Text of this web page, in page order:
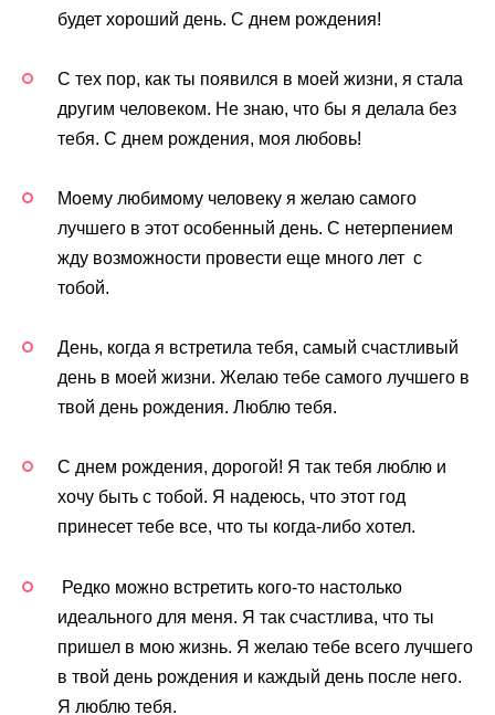
будет хороший день. С днем рождения!
С тех пор, как ты появился в моей жизни, я стала
другим человеком. Не знаю, что бы я делала без
тебя. С днем рождения, моя любовь!
Моему любимому человеку я желаю самого
лучшего в этот особенный день. С нетерпением
жду возможности провести еще много лет с
тобой.
День, когда я встретила тебя, самый счастливый
день в моей жизни. Желаю тебе самого лучшего в
твой день рождения. Люблю тебя.
С днем рождения, дорогой! Я так тебя люблю и
хочу быть с тобой. Я надеюсь, что этот год
принесет тебе все, что ты когда-либо хотел.
Редко можно встретить кого-то настолько
идеального для меня. Я так счастлива, что ты
пришел в мою жизнь. Я желаю тебе всего лучшего
в твой день рождения и каждый день после него.
Я люблю тебя.